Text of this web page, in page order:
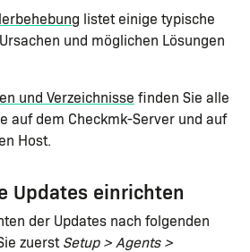
listet einige typische
und möglichen Lösungen
und Verzeichnisse finden Sie alle
auf dem Checkmk-Server und auf
Host.
Updates einrichten
der Updates nach folgenden
zuerst Setup > Agents >